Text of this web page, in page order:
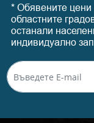
* Обявените цени
областните
останали
индивидуално